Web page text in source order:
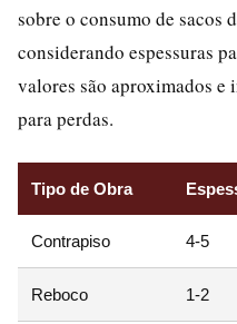
sobre o consumo de sacos
considerando espessuras
valores são aproximados e
para perdas.
Tipo de Obra
Contrapiso 4-5
Reboco 1-2